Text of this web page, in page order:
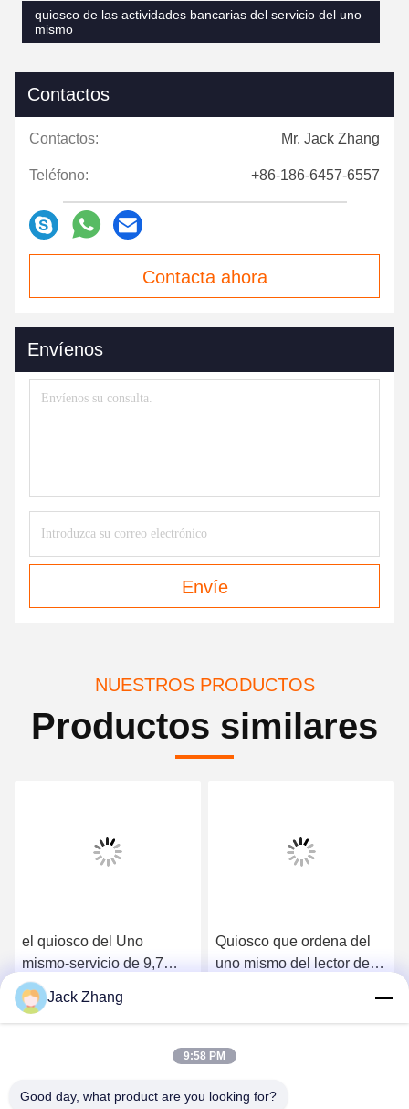
quiosco de las actividades bancarias del servicio del uno
mismo
Contactos
Contactos: Mr. Jack Zhang
Teléfono: +86-186-6457-6557
Contacta ahora
Envíenos
Envíe
NUESTROS PRODUCTOS
Productos similares
el quiosco del Uno
mismo-servicio de 9,7
pulgadas/mini con/sin del
quiosco del pago el
efectivo Dispensser,
venta ayuna
Consiga el mejor precio
Quiosco que ordena del
uno mismo del lector de
incorporar del servicio del
uno mismo de 13,3
Jack Zhang
9:58 PM
Good day, what product are you looking for?